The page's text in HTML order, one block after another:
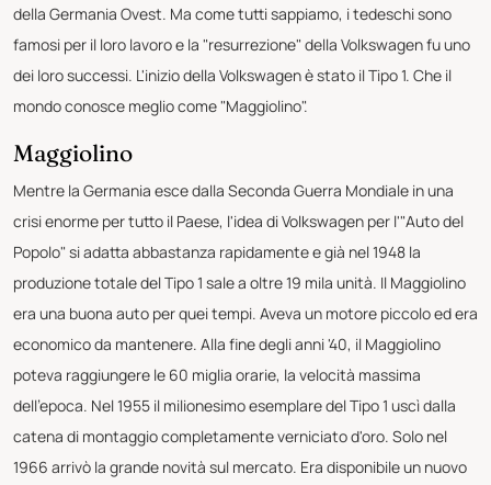
della Germania Ovest. Ma come tutti sappiamo, i tedeschi sono
famosi per il loro lavoro e la "resurrezione" della Volkswagen fu uno
dei loro successi. L'inizio della Volkswagen è stato il Tipo 1. Che il
mondo conosce meglio come "Maggiolino".
Maggiolino
Mentre la Germania esce dalla Seconda Guerra Mondiale in una
crisi enorme per tutto il Paese, l'idea di Volkswagen per l'"Auto del
Popolo" si adatta abbastanza rapidamente e già nel 1948 la
produzione totale del Tipo 1 sale a oltre 19 mila unità. Il Maggiolino
era una buona auto per quei tempi. Aveva un motore piccolo ed era
economico da mantenere. Alla fine degli anni '40, il Maggiolino
poteva raggiungere le 60 miglia orarie, la velocità massima
dell'epoca. Nel 1955 il milionesimo esemplare del Tipo 1 uscì dalla
catena di montaggio completamente verniciato d'oro. Solo nel
1966 arrivò la grande novità sul mercato. Era disponibile un nuovo